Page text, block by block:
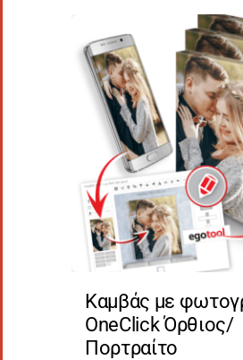
Καμβάς με
OneClick Όρθιος/
Πορτραίτο